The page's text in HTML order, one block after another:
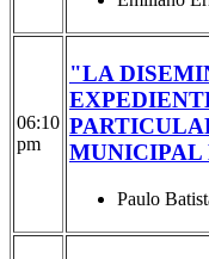
06:10
pm
"LA
MUNICIPAL
Paulo